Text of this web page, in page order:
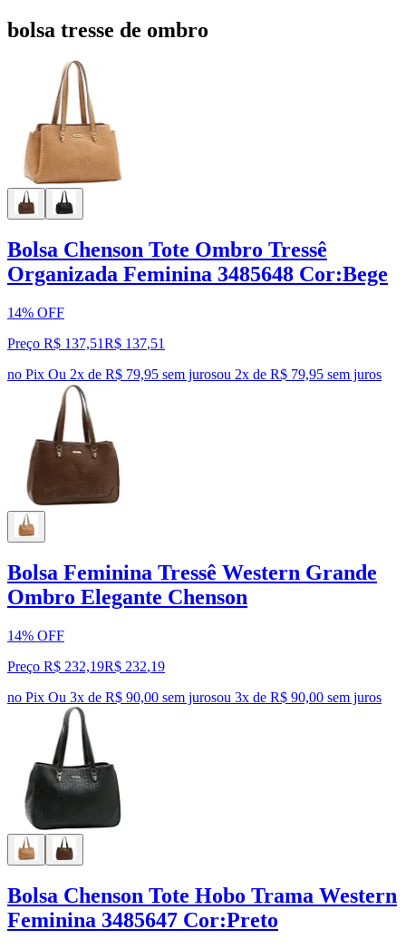
bolsa tresse de ombro
Bolsa Chenson Tote Ombro Tressê
Organizada Feminina 3485648 Cor:Bege
14% OFF
Preço R$ 137,51R$ 137,51
no Pix Ou 2x de R$ 79,95 sem jurosou 2x de R$ 79,95 sem juros
Bolsa Feminina Tressê Western Grande
Ombro Elegante Chenson
14% OFF
Preço R$ 232,19R$ 232,19
no Pix Ou 3x de R$ 90,00 sem jurosou 3x de R$ 90,00 sem juros
Bolsa Chenson Tote Hobo Trama Western
Feminina 3485647 Cor:Preto